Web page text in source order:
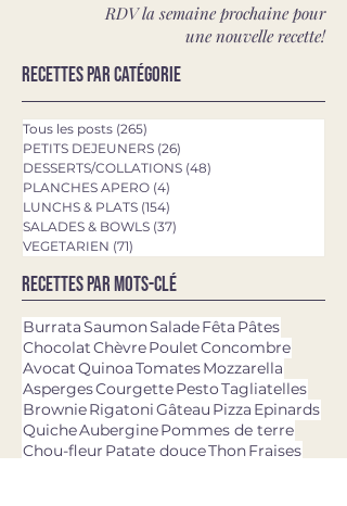
RDV la semaine prochaine pour
une nouvelle recette!
Recettes par catégorie
Tous les posts (265)
PETITS DEJEUNERS (26)
DESSERTS/COLLATIONS (48)
PLANCHES APERO (4)
LUNCHS & PLATS (154)
SALADES & BOWLS (37)
VEGETARIEN (71)
Recettes par mots-clé
BurrataSaumonSaladeFêta Pâtes
ChocolatChèvrePouletConcombre
AvocatQuinoaTomatesMozzarella
AspergesCourgettePestoTagliatelles
BrownieRigatoniGâteau Pizza Epinards
QuicheAuberginePommes de terre
Chou-fleur Patate douceThonFraises